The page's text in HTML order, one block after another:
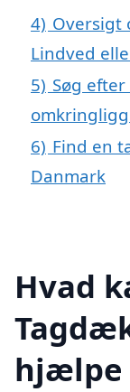
4) Oversigt
Lindved
5) Søg
6) Find en
Danmark
Hvad
hjælpe